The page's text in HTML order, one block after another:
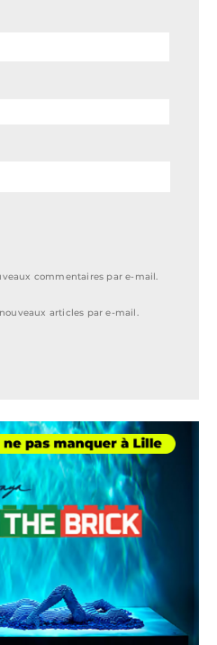
commentaires par e-mail.
articles par e-mail.